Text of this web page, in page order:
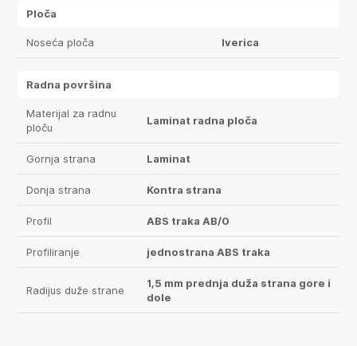
Ploča
Noseća ploča Iverica
Radna površina
Materijal za radnu
ploču
Laminat radna ploča
Gornja strana Laminat
Donja strana Kontra strana
Profil ABS traka AB/0
Profiliranje jednostrana ABS traka
Radijus duže strane
1,5 mm prednja duža strana gore i
dole